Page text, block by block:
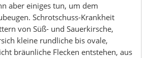
aber einiges tun, um dem
Schrotschuss-Krankheit
von Süß- und Sauerkirsche,
kleine rundliche bis ovale,
bräunliche Flecken entstehen, aus